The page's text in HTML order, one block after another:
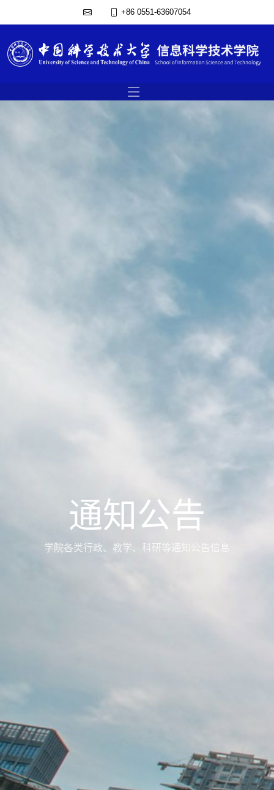
+86 0551-63607054
通知公告
学院各类行政、教学、科研等通知公告信息